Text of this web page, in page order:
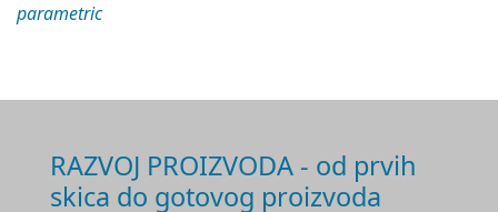
RAZVOJ PROIZVODA - od prvih
skica do gotovog proizvoda